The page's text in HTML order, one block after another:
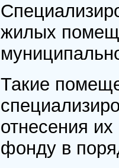
жилых
Такие
отнесения
фонду в